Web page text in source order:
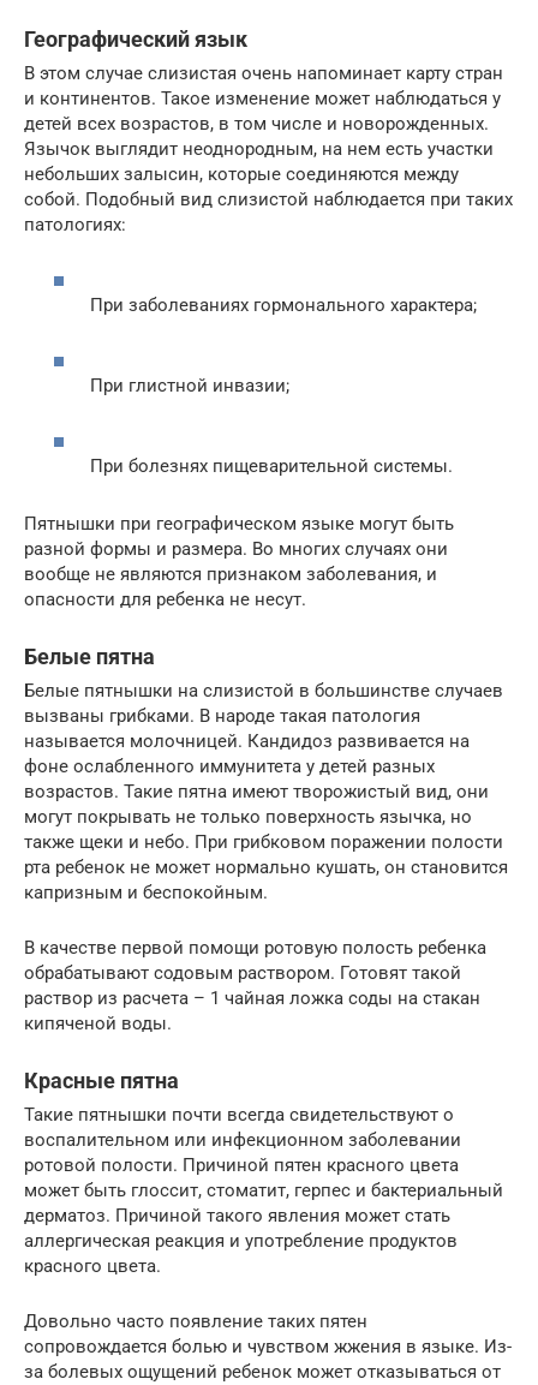
Географический язык
В этом случае слизистая очень напоминает карту стран
и континентов. Такое изменение может наблюдаться у
детей всех возрастов, в том числе и новорожденных.
Язычок выглядит неоднородным, на нем есть участки
небольших залысин, которые соединяются между
собой. Подобный вид слизистой наблюдается при таких
патологиях:
При заболеваниях гормонального характера;
При глистной инвазии;
При болезнях пищеварительной системы.
Пятнышки при географическом языке могут быть
разной формы и размера. Во многих случаях они
вообще не являются признаком заболевания, и
опасности для ребенка не несут.
Белые пятна
Белые пятнышки на слизистой в большинстве случаев
вызваны грибками. В народе такая патология
называется молочницей. Кандидоз развивается на
фоне ослабленного иммунитета у детей разных
возрастов. Такие пятна имеют творожистый вид, они
могут покрывать не только поверхность язычка, но
также щеки и небо. При грибковом поражении полости
рта ребенок не может нормально кушать, он становится
капризным и беспокойным.
В качестве первой помощи ротовую полость ребенка
обрабатывают содовым раствором. Готовят такой
раствор из расчета – 1 чайная ложка соды на стакан
кипяченой воды.
Красные пятна
Такие пятнышки почти всегда свидетельствуют о
воспалительном или инфекционном заболевании
ротовой полости. Причиной пятен красного цвета
может быть глоссит, стоматит, герпес и бактериальный
дерматоз. Причиной такого явления может стать
аллергическая реакция и употребление продуктов
красного цвета.
Довольно часто появление таких пятен
сопровождается болью и чувством жжения в языке. Из-
за болевых ощущений ребенок может отказываться от